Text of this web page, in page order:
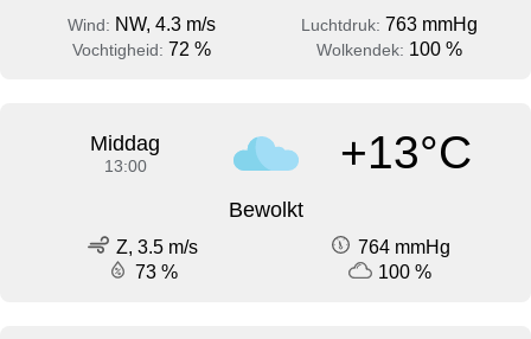
Wind: NW, 4.3 m/s Luchtdruk: 763 mmHg
Vochtigheid: 72 % Wolkendek: 100 %
Middag
13:00 +13°C
Bewolkt
Z, 3.5 m/s
764 mmHg
73 %
100 %